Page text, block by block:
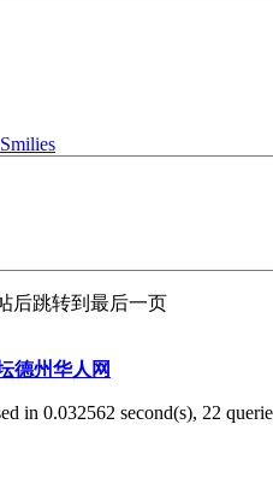
Smilies
后跳转到最后一页
德州华人网
in 0.032562 second(s), 22